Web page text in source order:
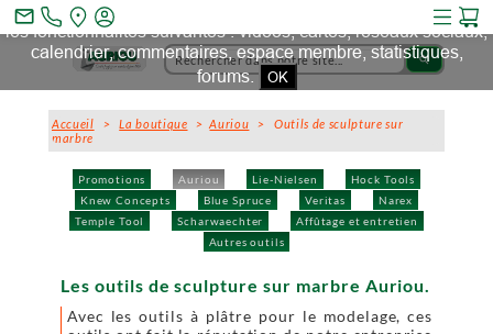
search
Promotions Auriou Lie-Nielsen
Hock Tools
Knew Concepts
Blue Spruce Veritas
Narex
Temple Tool
Scharwaechter
Affûtage et entretien
Autres outils
Accueil >La boutique >Auriou > Outils de sculpture sur
marbre
Les outils de sculpture sur marbre Auriou.
Avec les outils à plâtre pour le modelage, ces
mail_outline
Ce site et des sites tiers qu'il utilise collectent des cookies pour
les fonctionnalités suivantes : vidéos, cartes, réseaux sociaux,
calendrier, commentaires, espace membre, statistiques,
forums. OK